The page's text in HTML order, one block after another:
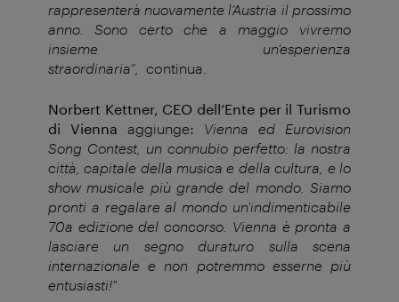
rappresenterà nuovamente l’Austria il prossimo
anno. Sono certo che a maggio vivremo
insieme un’esperienza
straordinaria”, continua.
Norbert Kettner, CEO dell’Ente per il Turismo
di Vienna aggiunge:
Vienna ed Eurovision
Song Contest, un connubio perfetto: la nostra
città, capitale della musica e della cultura, e lo
show musicale più grande del mondo. Siamo
pronti a regalare al mondo un'indimenticabile
70a edizione del concorso. Vienna è pronta a
lasciare un segno duraturo sulla scena
internazionale e non potremmo esserne più
entusiasti!"